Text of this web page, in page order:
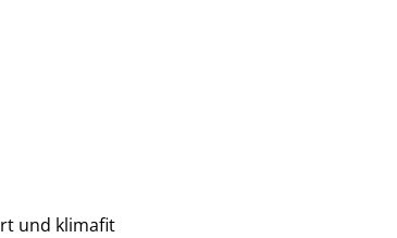
und klimafit